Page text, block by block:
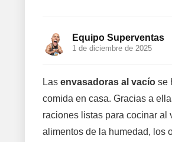
Equipo Superventas
1 de diciembre de 2025
Las envasadoras al vacío se
comida en casa. Gracias a
raciones listas para cocinar al
alimentos de la humedad, los